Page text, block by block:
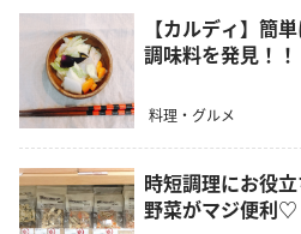
【カルディ】簡
調味料を発見！！
料理・グルメ
時短調理にお役
野菜がマジ便利♡